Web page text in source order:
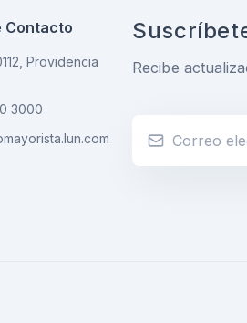
Contacto
Providencia
3000
Recibe